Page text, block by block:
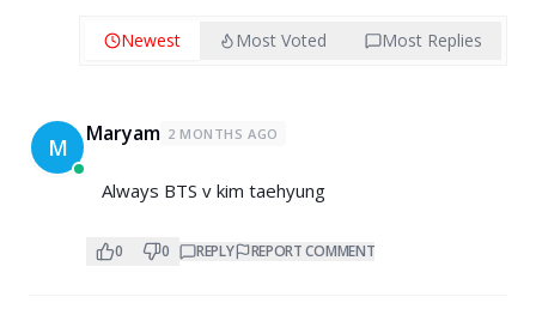
Newest Most Voted Most Replies
M Maryam 2 MONTHS AGO
Always BTS v kim taehyung
0 0 REPLY REPORT COMMENT